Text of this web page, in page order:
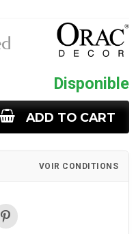
Disponible
ADD TO CART
VOIR CONDITIONS